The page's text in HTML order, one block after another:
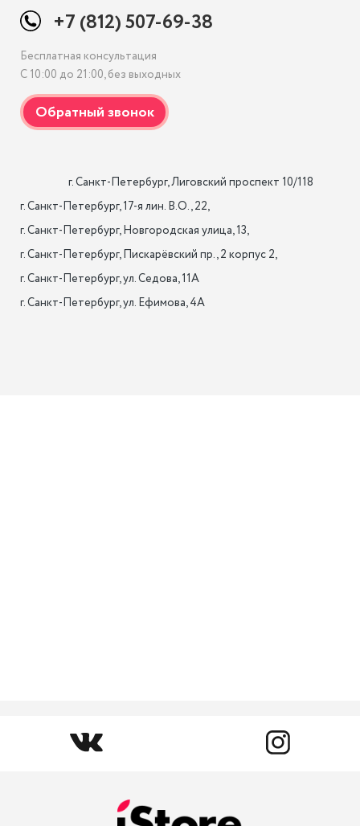
+7 (812) 507-69-38
Бесплатная консультация
С 10:00 до 21:00, без выходных
г. Санкт-Петербург, 17-я лин. B.O., 22,
г. Санкт-Петербург, Новгородская улица, 13,
г. Санкт-Петербург, Пискарёвский пр., 2 корпус 2,
г. Санкт-Петербург, ул. Седова, 11А
г. Санкт-Петербург, ул. Ефимова, 4А